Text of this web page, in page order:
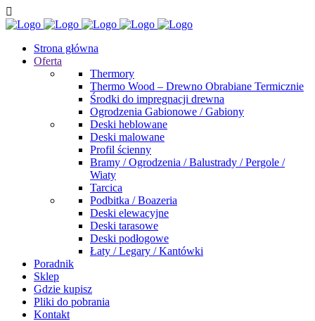
Strona główna
Oferta
Thermory
Thermo Wood – Drewno Obrabiane Termicznie
Środki do impregnacji drewna
Ogrodzenia Gabionowe / Gabiony
Deski heblowane
Deski malowane
Profil ścienny
Bramy / Ogrodzenia / Balustrady / Pergole /
Wiaty
Tarcica
Podbitka / Boazeria
Deski elewacyjne
Deski tarasowe
Deski podłogowe
Łaty / Legary / Kantówki
Poradnik
Sklep
Gdzie kupisz
Pliki do pobrania
Kontakt